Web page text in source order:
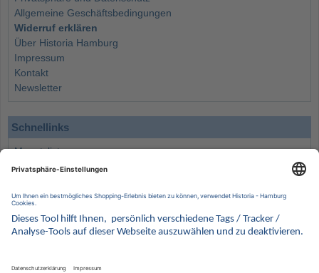
Allgemeine Geschäftsbedingungen
Widerruf erklären
Über Historia Hamburg
Impressum
Kontakt
Newsletter
Schnellinks
Monatsliste
Angebote
Wissenswertes
Kontakt